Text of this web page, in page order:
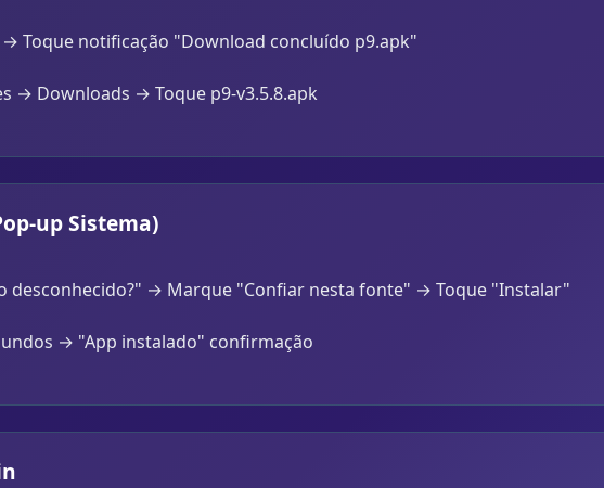
Toque notificação "Download concluído p9.apk"
→ Downloads → Toque p9-v3.5.8.apk
up Sistema)
desconhecido?" → Marque "Confiar nesta fonte" → Toque "Instalar"
→ "App instalado" confirmação